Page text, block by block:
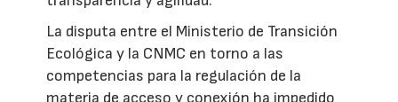
La disputa entre el Ministerio de Transición
Ecológica y la CNMC en torno a las
competencias para la regulación de la
materia de acceso y conexión ha impedido